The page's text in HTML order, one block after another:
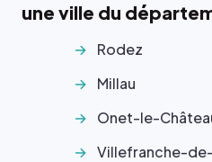
une ville du
Rodez
Millau
Onet-le-
Villefranche-